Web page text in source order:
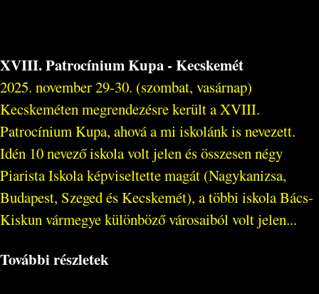
XVIII. Patrocínium Kupa - Kecskemét
2025. november 29-30. (szombat, vasárnap)
Kecskeméten megrendezésre került a XVIII.
Patrocínium Kupa, ahová a mi iskolánk is nevezett.
Idén 10 nevező iskola volt jelen és összesen négy
Piarista Iskola képviseltette magát (Nagykanizsa,
Budapest, Szeged és Kecskemét), a többi iskola Bács-
Kiskun vármegye különböző városaiból volt jelen...
További részletek